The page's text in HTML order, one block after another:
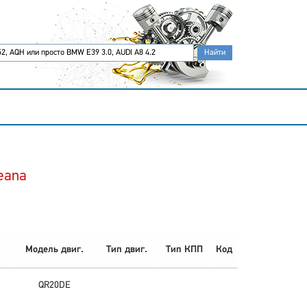
Модель двиг. Тип двиг. Тип КПП Код
QR20DE